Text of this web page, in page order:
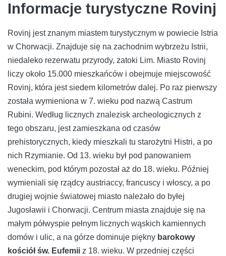
Informacje turystyczne Rovinj
Rovinj jest znanym miastem turystycznym w powiecie Istria
w Chorwacji. Znajduje się na zachodnim wybrzeżu Istrii,
niedaleko rezerwatu przyrody, zatoki Lim. Miasto Rovinj
liczy około 15.000 mieszkańców i obejmuje miejscowość
Rovinj, która jest siedem kilometrów dalej. Po raz pierwszy
została wymieniona w 7. wieku pod nazwą Castrum
Rubini. Według licznych znalezisk archeologicznych z
tego obszaru, jest zamieszkana od czasów
prehistorycznych, kiedy mieszkali tu starożytni Histri, a po
nich Rzymianie. Od 13. wieku był pod panowaniem
weneckim, pod którym pozostał aż do 18. wieku. Później
wymieniali się rządcy austriaccy, francuscy i włoscy, a po
drugiej wojnie światowej miasto należało do byłej
Jugosławii i Chorwacji. Centrum miasta znajduje się na
małym półwyspie pełnym licznych wąskich kamiennych
domów i ulic, a na górze dominuje piękny barokowy
kościół św. Eufemii z 18. wieku. W przedniej części